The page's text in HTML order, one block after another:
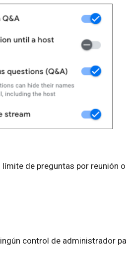
de preguntas por reunión
control de administrador